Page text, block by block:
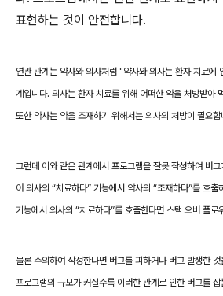
표현하는 것이 안전합니다.
연관 관계는 약사와 의사처럼 "약사와 의사는 환자 치료에
계입니다. 의사는 환자 치료를 위해 어떠한 약을 처방받아
또한 약사는 약을 조재하기 위해서는 의사의 처방이 필요합
그런데 이와 같은 관계에서 프로그램을 잘못 작성하여 버
어 의사의 “치료하다” 기능에서 약사의 “조재하다”를 호출
기능에서 의사의 “치료하다”를 호출한다면 스택 오버 플로
물론 주의하여 작성한다면 버그를 피하거나 버그 발생한
프로그램의 규모가 커질수록 이러한 관계로 인한 버그를